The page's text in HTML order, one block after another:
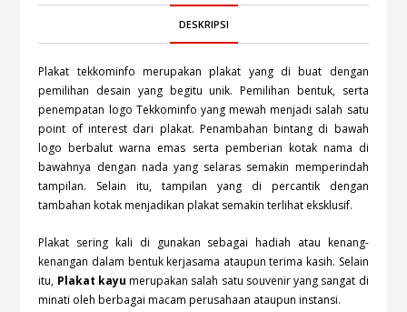
DESKRIPSI
Plakat tekkominfo merupakan plakat yang di buat dengan
pemilihan desain yang begitu unik. Pemilihan bentuk, serta
penempatan logo Tekkominfo yang mewah menjadi salah satu
point of interest dari plakat. Penambahan bintang di bawah
logo berbalut warna emas serta pemberian kotak nama di
bawahnya dengan nada yang selaras semakin memperindah
tampilan. Selain itu, tampilan yang di percantik dengan
tambahan kotak menjadikan plakat semakin terlihat eksklusif.
Plakat sering kali di gunakan sebagai hadiah atau kenang-
kenangan dalam bentuk kerjasama ataupun terima kasih. Selain
itu, Plakat kayu merupakan salah satu souvenir yang sangat di
minati oleh berbagai macam perusahaan ataupun instansi.